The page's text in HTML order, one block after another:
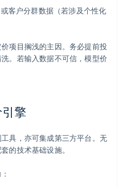
或客户分群数据（若涉及个性化
项目搁浅的主因。务必提前投
。若输入数据不可信，模型价
擎
具，亦可集成第三方平台。无
的技术基础设施。